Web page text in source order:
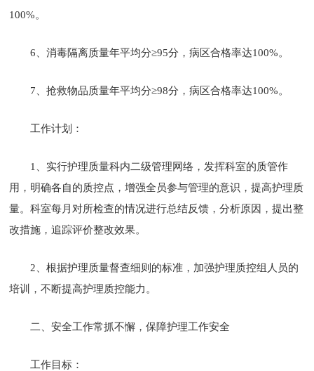
100%。
6、消毒隔离质量年平均分≥95分，病区合格率达100%。
7、抢救物品质量年平均分≥98分，病区合格率达100%。
工作计划：
1、实行护理质量科内二级管理网络，发挥科室的质管作
用，明确各自的质控点，增强全员参与管理的意识，提高护理质
量。科室每月对所检查的情况进行总结反馈，分析原因，提出整
改措施，追踪评价整改效果。
2、根据护理质量督查细则的标准，加强护理质控组人员的
培训，不断提高护理质控能力。
二、安全工作常抓不懈，保障护理工作安全
工作目标：